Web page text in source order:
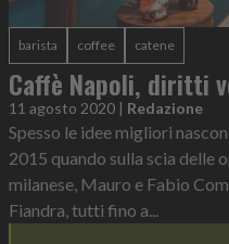
barista coffee catene
Caffè Napoli, diritti
11 agosto 2020 | Redazione
Spesso le idee migliori
2015 quando sulla scia delle
milanese, Mauro e Fabio
Fiandra, tutti fino a...